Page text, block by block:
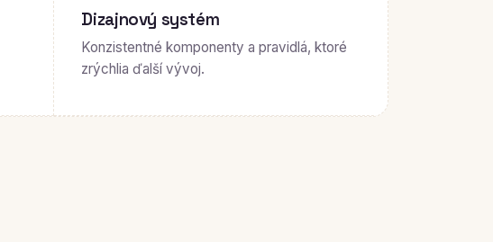
Dizajnový systém
Konzistentné komponenty a pravidlá, ktoré
zrýchlia ďalší vývoj.